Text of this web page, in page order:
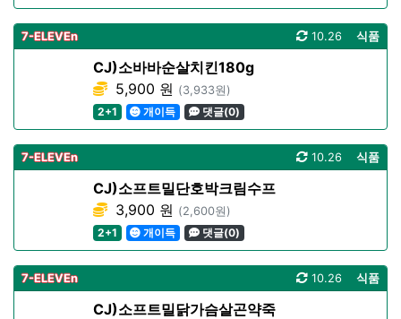
7-ELEVEn 식품
10.26
CJ)소바바순살치킨180g
5,900 원 (3,933원)
2+1
개이득 댓글(0)
7-ELEVEn 식품
10.26
CJ)소프트밀단호박크림수프
3,900 원 (2,600원)
2+1
개이득 댓글(0)
7-ELEVEn 식품
10.26
CJ)소프트밀닭가슴살곤약죽